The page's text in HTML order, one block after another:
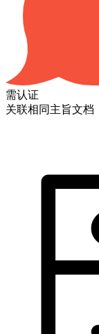
需认证
关联相同主旨文档